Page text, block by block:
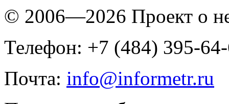
© 2006—2026 Проект о
Телефон: +7 (484) 395-
Почта: info@informetr.ru